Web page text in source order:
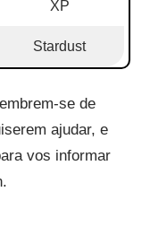
XP
Stardust
se de
ajudar, e
vos informar